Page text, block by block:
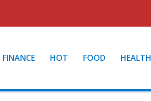
FINANCE HOT FOOD HEALTH